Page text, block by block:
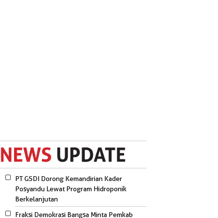
PT GSDI Dorong Kemandirian Kader
Posyandu Lewat Program Hidroponik
Berkelanjutan
Fraksi Demokrasi Bangsa Minta Pemkab